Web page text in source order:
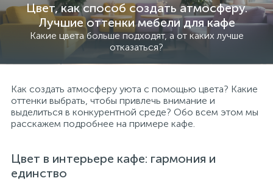
Цвет, как способ создать атмосферу.
Лучшие оттенки мебели для кафе
Какие цвета больше подходят, а от каких лучше
отказаться?
Как создать атмосферу уюта с помощью цвета? Какие
оттенки выбрать, чтобы привлечь внимание и
выделиться в конкурентной среде? Обо всем этом мы
расскажем подробнее на примере кафе.
Цвет в интерьере кафе: гармония и
единство